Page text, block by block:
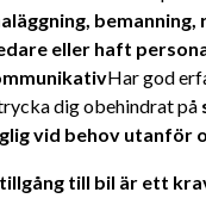
eller haft
Har god
dig obehindrat på
vid behov utanför
till bil är ett